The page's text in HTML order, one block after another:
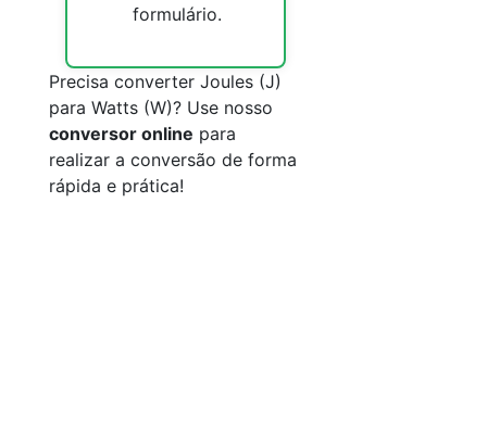
formulário.
Precisa converter Joules (J)
para Watts (W)? Use nosso
conversor online para
realizar a conversão de forma
rápida e prática!